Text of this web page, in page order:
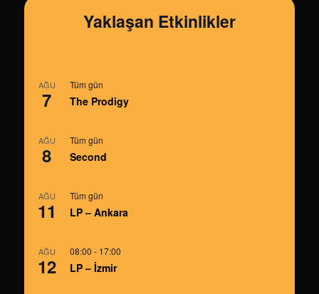
Yaklaşan Etkinlikler
AĞU
7
Tüm gün
The Prodigy
AĞU
8
Tüm gün
Second
AĞU
11
Tüm gün
LP – Ankara
AĞU
12
08:00 - 17:00
LP – İzmir